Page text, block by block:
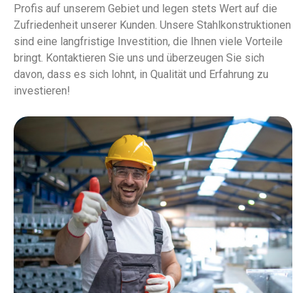
Profis auf unserem Gebiet und legen stets Wert auf die
Zufriedenheit unserer Kunden. Unsere Stahlkonstruktionen
sind eine langfristige Investition, die Ihnen viele Vorteile
bringt. Kontaktieren Sie uns und überzeugen Sie sich
davon, dass es sich lohnt, in Qualität und Erfahrung zu
investieren!